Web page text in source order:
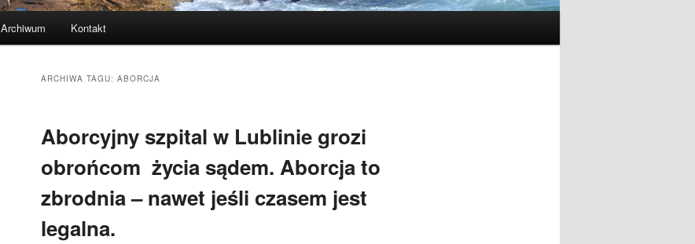
Archiwum Kontakt
ARCHIWA TAGU: ABORCJA
Aborcyjny szpital w Lublinie grozi
obrońcom życia sądem. Aborcja to
zbrodnia – nawet jeśli czasem jest
legalna.